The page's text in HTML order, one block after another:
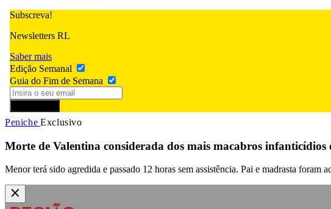
Subscreva!
Newsletters RL
Saber mais
Edição Semanal
Guia do Fim de Semana
Peniche Exclusivo
Morte de Valentina considerada dos mais macabros infanticídios
Menor terá sido agredida e passado 12 horas sem assistência. Pai e madrasta foram